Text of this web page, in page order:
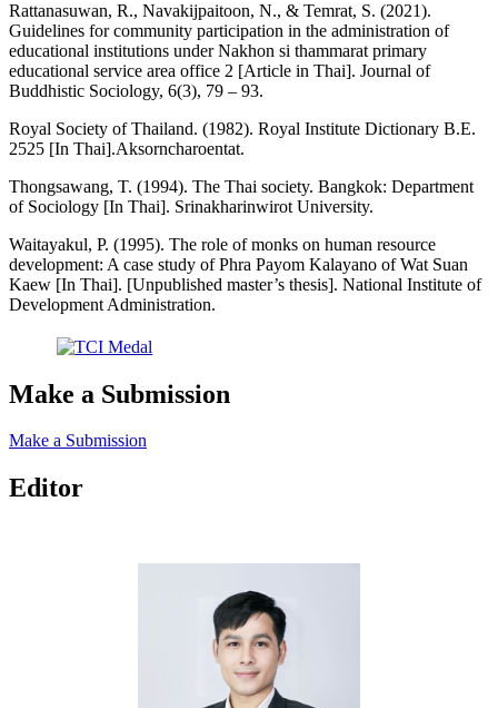
Rattanasuwan, R., Navakijpaitoon, N., & Temrat, S. (2021).
Guidelines for community participation in the administration of
educational institutions under Nakhon si thammarat primary
educational service area office 2 [Article in Thai]. Journal of
Buddhistic Sociology, 6(3), 79 – 93.
Royal Society of Thailand. (1982). Royal Institute Dictionary B.E.
2525 [In Thai].Aksorncharoentat.
Thongsawang, T. (1994). The Thai society. Bangkok: Department
of Sociology [In Thai]. Srinakharinwirot University.
Waitayakul, P. (1995). The role of monks on human resource
development: A case study of Phra Payom Kalayano of Wat Suan
Kaew [In Thai]. [Unpublished master’s thesis]. National Institute of
Development Administration.
Make a Submission
Make a Submission
Editor